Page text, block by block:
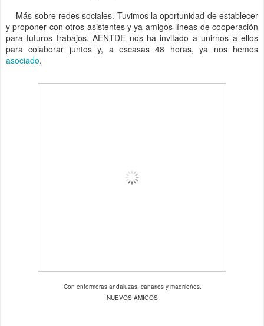
Más sobre redes sociales. Tuvimos la oportunidad de establecer
y proponer con otros asistentes y ya amigos líneas de cooperación
para futuros trabajos. AENTDE nos ha invitado a unirnos a ellos
para colaborar juntos y, a escasas 48 horas, ya nos hemos
asociado.
Con enfermeras andaluzas, canarios y madrileños.
NUEVOS AMIGOS